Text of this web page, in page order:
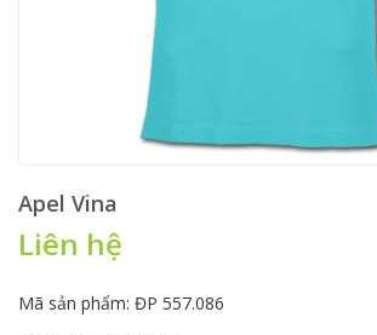
Apel Vina
Liên hệ
Mã sản phẩm: ĐP 557.086